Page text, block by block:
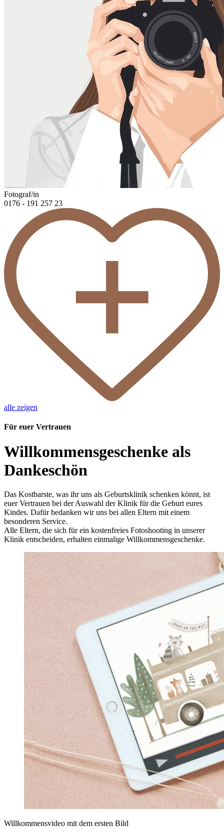
Fotograf/in
0176 - 191 257 23
alle zeigen
Für euer Vertrauen
Willkommensgeschenke als
Dankeschön
Das Kostbarste, was ihr uns als Geburtsklinik schenken könnt, ist
euer Vertrauen bei der Auswahl der Klinik für die Geburt eures
Kindes. Dafür bedanken wir uns bei allen Eltern mit einem
besonderen Service.
Alle Eltern, die sich für ein kostenfreies Fotoshooting in unserer
Klinik entscheiden, erhalten einmalige Willkommensgeschenke.
Willkommensvideo mit dem ersten Bild